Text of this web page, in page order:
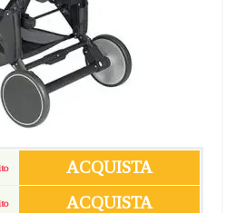
ACQUISTA
ACQUISTA